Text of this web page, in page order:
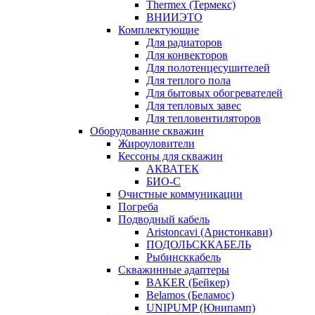
Thermex (Термекс)
ВНИИЭТО
Комплектующие
Для радиаторов
Для конвекторов
Для полотенцесушителей
Для теплого пола
Для бытовых обогревателей
Для тепловых завес
Для тепловентиляторов
Оборудование скважин
Жироуловители
Кессоны для скважин
АКВАТЕК
БИО-С
Очистные коммуникации
Погреба
Подводный кабель
Aristoncavi (Аристонкави)
ПОДОЛЬСККАБЕЛЬ
Рыбинсккабель
Скважинные адаптеры
BAKER (Бейкер)
Belamos (Беламос)
UNIPUMP (Юнипамп)